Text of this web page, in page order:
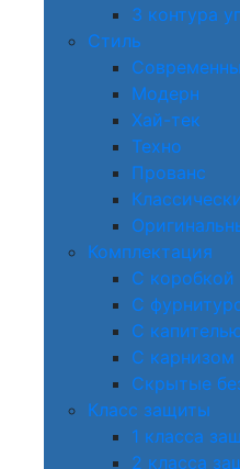
3 контура
Стиль
Модерн
Хай-тек
Техно
Прованс
Комплектация
С коробкой
С
С
С карнизом
Скрытые
Класс защиты
1 класса
2 класса